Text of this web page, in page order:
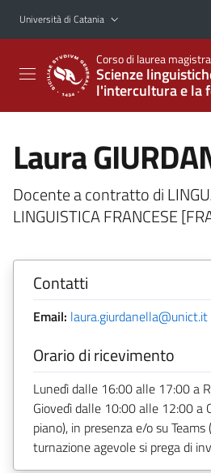
Vai al contenuto principale
Vai al menu di navigazione
Università di Catania
Corso di laurea
Scienze
l'intercultura e la
Laura
Docente a contratto di
LINGUISTICA FRANCESE
Contatti
Email: laura.giurdanella@unict.it
Orario di ricevimento
Lunedì dalle 16:00 alle 17:00 a
Giovedì dalle 10:00 alle 12:00 a
piano), in presenza e/o su
turnazione agevole si prega di